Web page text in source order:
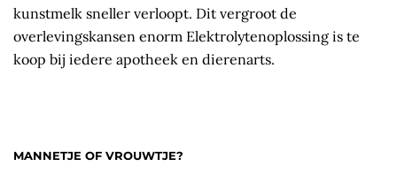
kunstmelk sneller verloopt. Dit vergroot de
overlevingskansen enorm Elektrolytenoplossing is te
koop bij iedere apotheek en dierenarts.
MANNETJE OF VROUWTJE?